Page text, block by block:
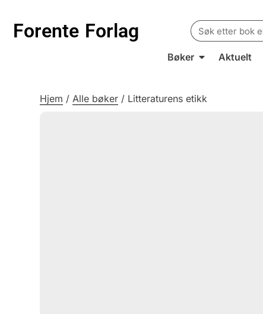
Forente Forlag
Search
for:
Bøker Aktuelt
Hjem /Alle bøker / Litteraturens etikk